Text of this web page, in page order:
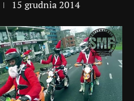
15 grudnia 2014